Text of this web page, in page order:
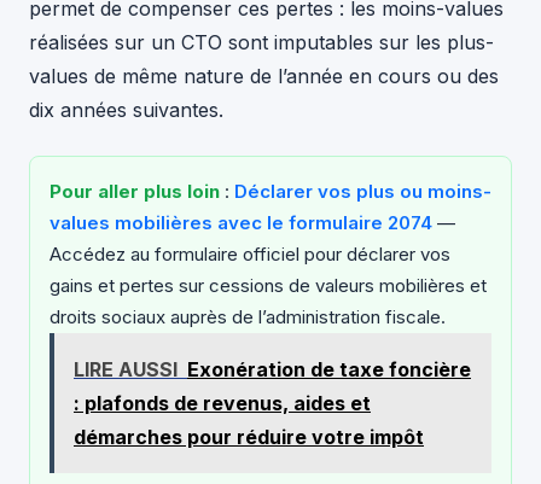
permet de compenser ces pertes : les moins-values
réalisées sur un CTO sont imputables sur les plus-
values de même nature de l’année en cours ou des
dix années suivantes.
Pour aller plus loin : Déclarer vos plus ou moins-
values mobilières avec le formulaire 2074 —
Accédez au formulaire officiel pour déclarer vos
gains et pertes sur cessions de valeurs mobilières et
droits sociaux auprès de l’administration fiscale.
LIRE AUSSI Exonération de taxe foncière
: plafonds de revenus, aides et
démarches pour réduire votre impôt